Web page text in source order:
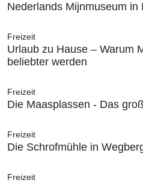
Nederlands Mijnmuseum in
Freizeit
Urlaub zu Hause – Warum
beliebter werden
Freizeit
Die Maasplassen - Das
Freizeit
Die Schrofmühle in
Freizeit